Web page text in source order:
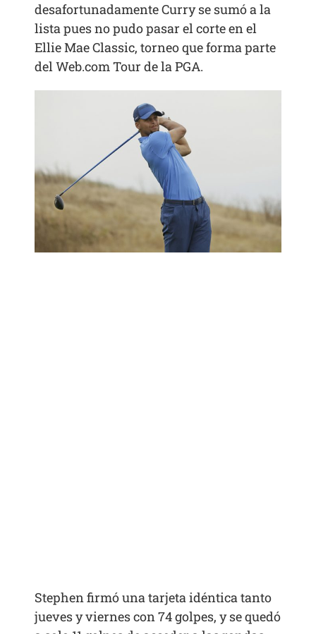
desafortunadamente Curry se sumó a la
lista pues no pudo pasar el corte en el
Ellie Mae Classic, torneo que forma parte
del Web.com Tour de la PGA.
Stephen firmó una tarjeta idéntica tanto
jueves y viernes con 74 golpes, y se quedó